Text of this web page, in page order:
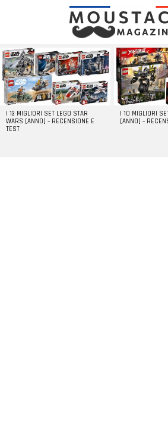
LATEST
STORIES
I 13 MIGLIORI SET LEGO STAR
WARS [ANNO] – RECENSIONE E
TEST
I 10 MIGLIORI
[ANNO] –